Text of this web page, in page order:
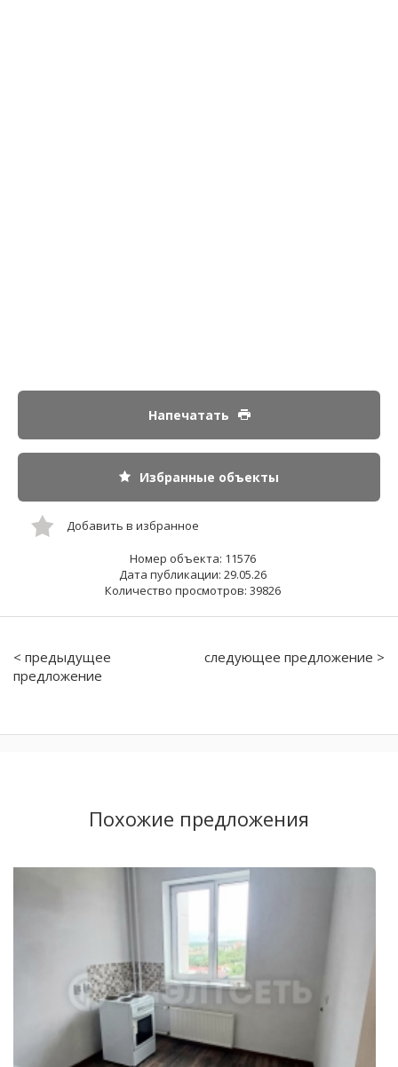
Напечатать
Избранные объекты
Добавить в избранное
Номер объекта: 11576
Дата публикации: 29.05.26
Количество просмотров: 39826
< предыдущее
предложение
следующее предложение >
Похожие предложения